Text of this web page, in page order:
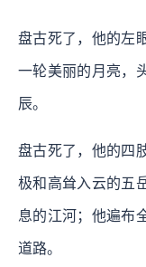
盘古死了，他的左
一轮美丽的月亮，
辰。
盘古死了，他的四
极和高耸入云的五
息的江河；他遍布
道路。